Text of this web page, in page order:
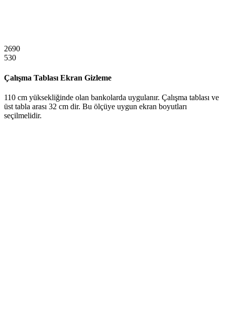
2690
530
Çalışma Tablası Ekran Gizleme
110 cm yüksekliğinde olan bankolarda uygulanır. Çalışma tablası ve
üst tabla arası 32 cm dir. Bu ölçüye uygun ekran boyutları
seçilmelidir.